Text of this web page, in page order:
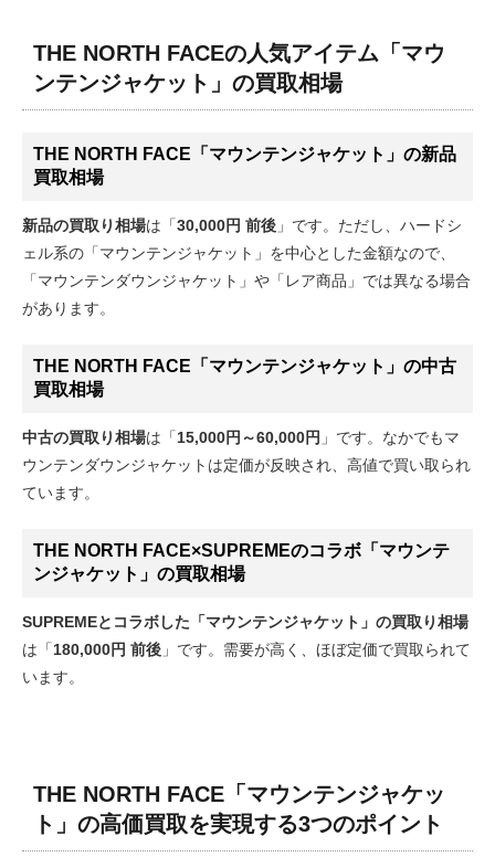
THE NORTH FACEの人気アイテム「マウ
ンテンジャケット」の買取相場
THE NORTH FACE「マウンテンジャケット」の新品
買取相場
新品の買取り相場は「30,000円 前後 」です。ただし、ハードシ
ェル系の「マウンテンジャケット」を中心とした金額なので、
「マウンテンダウンジャケット」や「レア商品」では異なる場合
があります。
THE NORTH FACE「マウンテンジャケット」の中古
買取相場
中古の買取り相場は「15,000円～60,000円 」です。なかでもマ
ウンテンダウンジャケットは定価が反映され、高値で買い取られ
ています。
THE NORTH FACE×SUPREMEのコラボ「マウンテ
ンジャケット」の買取相場
SUPREMEとコラボした「マウンテンジャケット」の買取り相場
は「180,000円 前後 」です。需要が高く、ほぼ定価で買取られて
います。
THE NORTH FACE「マウンテンジャケッ
ト」の高価買取を実現する3つのポイント